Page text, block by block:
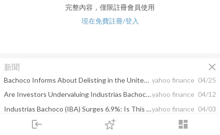
login dashboard
下單
完整內容，僅限註冊會員使用
現在免費註冊/登入
新聞 close
Bachoco Informs About Delisting in the United States yahoo finance 04/25
Are Investors Undervaluing Industrias Bachoco (IBA) Right Now?yahoo finance 04/12
Industrias Bachoco (IBA) Surges 6.9%: Is This an Indication of Further Gains?yahoo finance 04/03
yahoo finance